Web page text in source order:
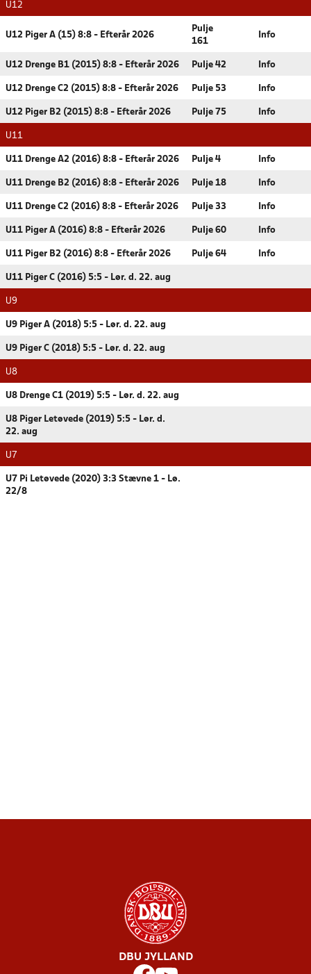
U12
U12 Piger A (15) 8:8 - Efterår 2026
Pulje
161
Info
U12 Drenge B1 (2015) 8:8 - Efterår 2026 Pulje 42 Info
U12 Drenge C2 (2015) 8:8 - Efterår 2026 Pulje 53 Info
U12 Piger B2 (2015) 8:8 - Efterår 2026 Pulje 75 Info
U11
U11 Drenge A2 (2016) 8:8 - Efterår 2026 Pulje 4 Info
U11 Drenge B2 (2016) 8:8 - Efterår 2026 Pulje 18 Info
U11 Drenge C2 (2016) 8:8 - Efterår 2026 Pulje 33 Info
U11 Piger A (2016) 8:8 - Efterår 2026 Pulje 60 Info
U11 Piger B2 (2016) 8:8 - Efterår 2026 Pulje 64 Info
U11 Piger C (2016) 5:5 - Lør. d. 22. aug
U9
U9 Piger A (2018) 5:5 - Lør. d. 22. aug
U9 Piger C (2018) 5:5 - Lør. d. 22. aug
U8
U8 Drenge C1 (2019) 5:5 - Lør. d. 22. aug
U8 Piger Letøvede (2019) 5:5 - Lør. d.
22. aug
U7
U7 Pi Letøvede (2020) 3:3 Stævne 1 - Lø.
22/8
DBU JYLLAND